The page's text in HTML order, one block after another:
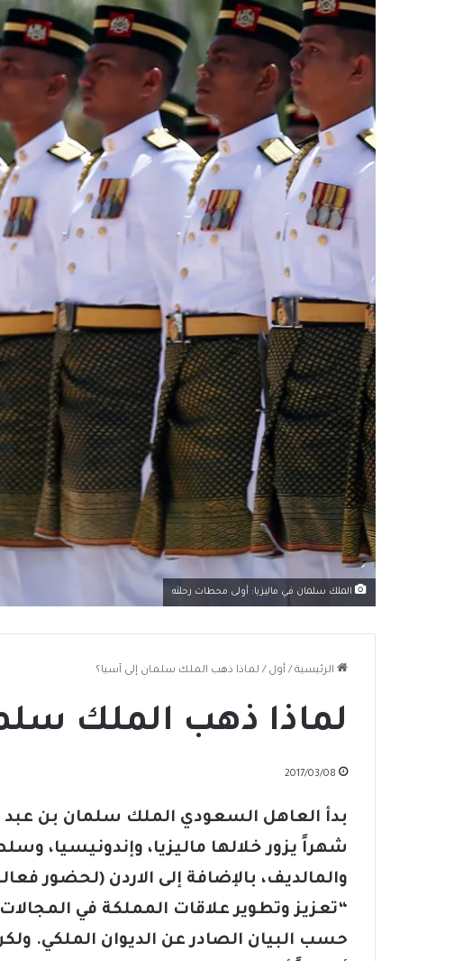
الملك سلمان في ماليزيا: أولى محطات رحلته
الرئيسية / أول / لماذا ذهب الملك سلمان إلى آسيا؟
لماذا ذهب الملك
2017/03/08
شهراً يزور خلالها ماليزيا، وإندونيسيا،
والمالديف، بالإضافة إلى الاردن (لحضور
“تعزيز وتطوير علاقات المملكة في
حسب البيان الصادر عن الديوان الملكي.